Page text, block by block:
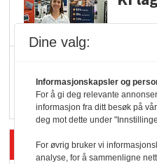
Siste artikler -
Dine valg:
Informasjonskapsler og
For å gi deg relevante
informasjon fra ditt besøk på
deg mot dette under
For øvrig bruker vi
analyse, for å sammenligne